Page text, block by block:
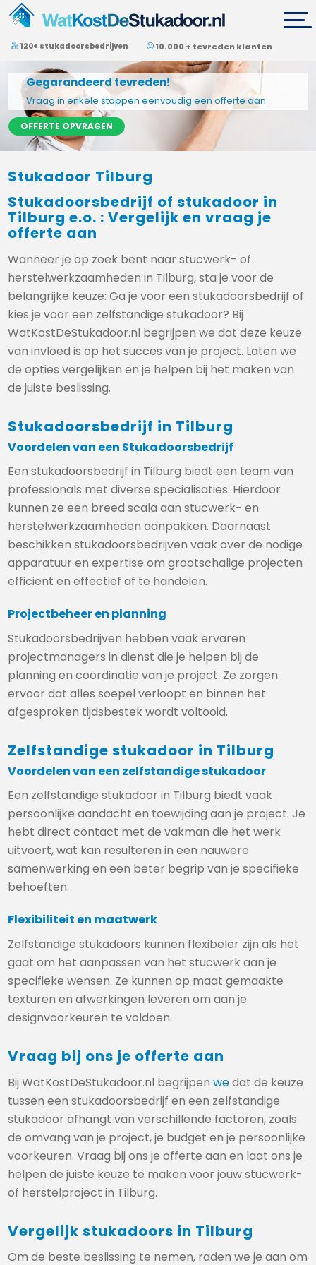
120+ stukadoorsbedrijven 10.000 + tevreden klanten
Gegarandeerd tevreden!
Vraag in enkele stappen eenvoudig een offerte aan.
OFFERTE OPVRAGEN
Stukadoor Tilburg
Stukadoorsbedrijf of stukadoor in
Tilburg e.o. : Vergelijk en vraag je
offerte aan
Wanneer je op zoek bent naar stucwerk- of
herstelwerkzaamheden in Tilburg, sta je voor de
belangrijke keuze: Ga je voor een stukadoorsbedrijf of
kies je voor een zelfstandige stukadoor? Bij
WatKostDeStukadoor.nl begrijpen we dat deze keuze
van invloed is op het succes van je project. Laten we
de opties vergelijken en je helpen bij het maken van
de juiste beslissing.
Stukadoorsbedrijf in Tilburg
Voordelen van een Stukadoorsbedrijf
Een stukadoorsbedrijf in Tilburg biedt een team van
professionals met diverse specialisaties. Hierdoor
kunnen ze een breed scala aan stucwerk- en
herstelwerkzaamheden aanpakken. Daarnaast
beschikken stukadoorsbedrijven vaak over de nodige
apparatuur en expertise om grootschalige projecten
efficiënt en effectief af te handelen.
Projectbeheer en planning
Stukadoorsbedrijven hebben vaak ervaren
projectmanagers in dienst die je helpen bij de
planning en coördinatie van je project. Ze zorgen
ervoor dat alles soepel verloopt en binnen het
afgesproken tijdsbestek wordt voltooid.
Zelfstandige stukadoor in Tilburg
Voordelen van een zelfstandige stukadoor
Een zelfstandige stukadoor in Tilburg biedt vaak
persoonlijke aandacht en toewijding aan je project. Je
hebt direct contact met de vakman die het werk
uitvoert, wat kan resulteren in een nauwere
samenwerking en een beter begrip van je specifieke
behoeften.
Flexibiliteit en maatwerk
Zelfstandige stukadoors kunnen flexibeler zijn als het
gaat om het aanpassen van het stucwerk aan je
specifieke wensen. Ze kunnen op maat gemaakte
texturen en afwerkingen leveren om aan je
designvoorkeuren te voldoen.
Vraag bij ons je offerte aan
Bij WatKostDeStukadoor.nl begrijpenwedat de keuze
tussen een stukadoorsbedrijf en een zelfstandige
stukadoor afhangt van verschillende factoren, zoals
de omvang van je project, je budget en je persoonlijke
voorkeuren. Vraag bij ons je offerte aan en laat ons je
helpen de juiste keuze te maken voor jouw stucwerk-
of herstelproject in Tilburg.
Vergelijk stukadoors in Tilburg
Om de beste beslissing te nemen, raden we je aan om